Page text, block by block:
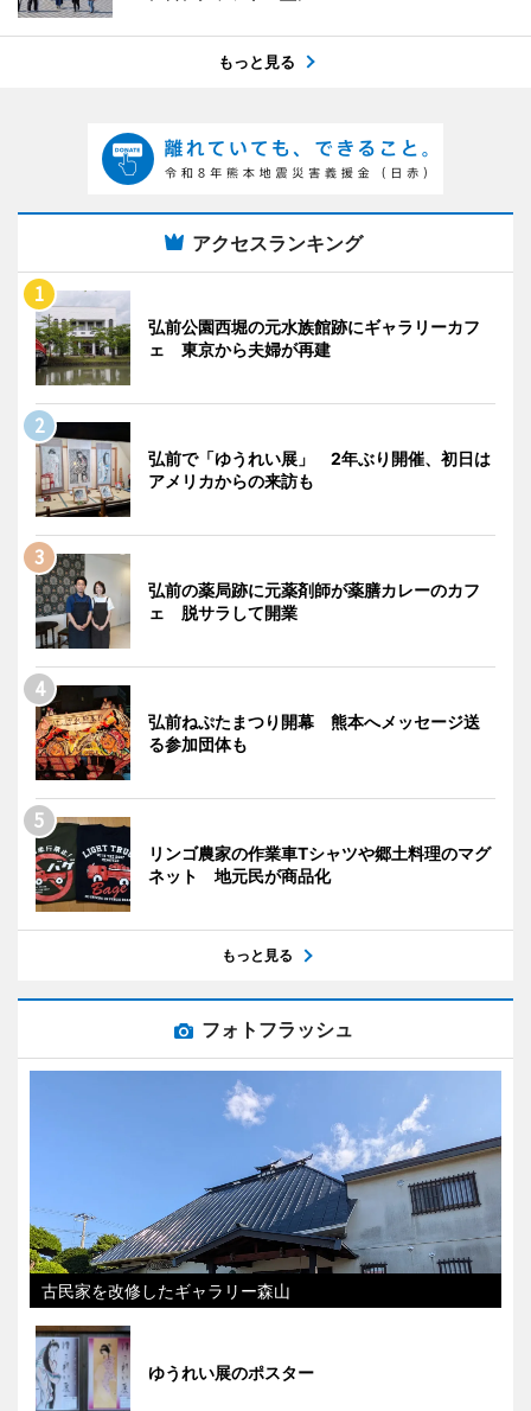
もっと見る
アクセスランキング
弘前公園西堀の元水族館跡にギャラリーカフ
ェ 東京から夫婦が再建
弘前で「ゆうれい展」 2年ぶり開催、初日は
アメリカからの来訪も
弘前の薬局跡に元薬剤師が薬膳カレーのカフ
ェ 脱サラして開業
弘前ねぷたまつり開幕 熊本へメッセージ送
る参加団体も
リンゴ農家の作業車Tシャツや郷土料理のマグ
ネット 地元民が商品化
もっと見る
フォトフラッシュ
古民家を改修したギャラリー森山
ゆうれい展のポスター